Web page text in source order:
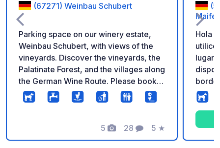
(67271) Weinbau Schubert
Parking space on our winery estate,
Weinbau Schubert, with views of the
vineyards. Discover the vineyards, the
Palatinate Forest, and the villages along
the German Wine Route. Please book in
advance to check availability.
5
Fotos
28
Comentarios
5
Calificación
★
Hola
utilice
lugar"
disponibilidad.
borde
cerca